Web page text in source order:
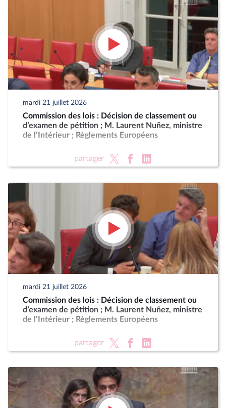
mardi 21 juillet 2026
Commission des lois : Décision de classement ou
d’examen de pétition ; M. Laurent Nuñez, ministre
de l’Intérieur ; Règlements Européens
partager
mardi 21 juillet 2026
Commission des lois : Décision de classement ou
d’examen de pétition ; M. Laurent Nuñez, ministre
de l’Intérieur ; Règlements Européens
partager